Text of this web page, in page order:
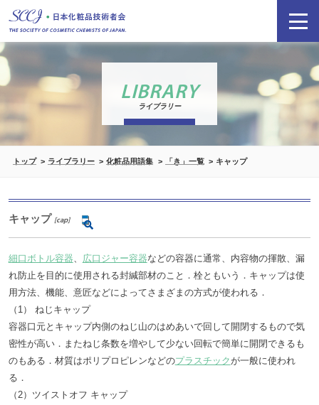
LIBRARY
ライブラリー
トップ ライブラリー 化粧品用語集 「き」一覧 キャップ
キャップ [cap]
細口ボトル容器、 広口ジャー容器などの容器に通常、内容物の揮散、漏
れ防止を目的に使用される封緘部材のこと．栓ともいう．キャップは使
用方法、機能、意匠などによってさまざまの方式が使われる．
（1） ねじキャップ
容器口元とキャップ内側のねじ山のはめあいで回して開閉するもので気
密性が高い．またねじ条数を増やして少ない回転で簡単に開閉できるも
のもある．材質はポリプロピレンなどのプラスチックが一般に使われ
る．
（2）ツイストオフ キャップ